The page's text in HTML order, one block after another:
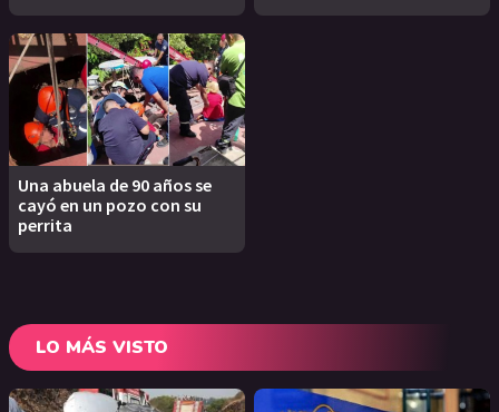
Una abuela de 90 años se
cayó en un pozo con su
perrita
LO MÁS VISTO